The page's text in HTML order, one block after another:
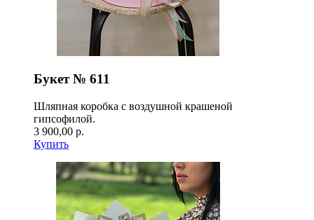
Букет № 611
Шляпная коробка с воздушной крашеной
гипсофилой.
3 900,00 р.
Купить